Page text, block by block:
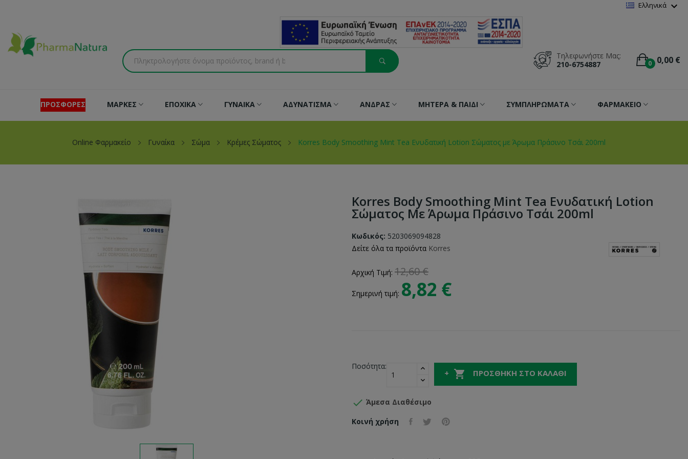
Ελληνικά expand_more
0 0,00 €
Τηλεφωνήστε Μας:
210-6754887
ΠΡΟΣΦΟΡΕΣ ΜΑΡΚΕΣ ΕΠΟΧΙΚΑ ΓΥΝΑΙΚΑ ΑΔΥΝΑΤΙΣΜΑ ΑΝΔΡΑΣ ΜΗΤΕΡΑ & ΠΑΙΔΙ ΣΥΜΠΛΗΡΩΜΑΤΑ ΦΑΡΜΑΚΕΙΟ
Online Φαρμακείο Γυναίκα Σώμα Κρέμες Σώματος Korres Body Smoothing Mint Tea Ενυδατική Lotion Σώματος με Άρωμα Πράσινο Τσάι 200ml
Korres Body Smoothing Mint Tea Ενυδατική Lotion
Σώματος Με Άρωμα Πράσινο Τσάι 200ml
Κωδικός: 5203069094828
Δείτε όλα τα προϊόντα Korres
Αρχική Τιμή: 12,60 €
Σημερινή τιμή: 8,82 €
Ποσότητα:
 ΠΡΟΣΘΉΚΗ ΣΤΟ ΚΑΛΆΘΙ
 Άμεσα Διαθέσιμο
Κοινή χρήση